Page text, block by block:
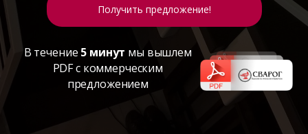
В течение 5 минут мы вышлем
PDF с коммерческим
предложением